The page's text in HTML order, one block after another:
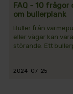
FAQ - 10 frågor
om bullerplank
Buller från
eller vägar kan vara
störande. Ett
frågorna om
2024-07-25